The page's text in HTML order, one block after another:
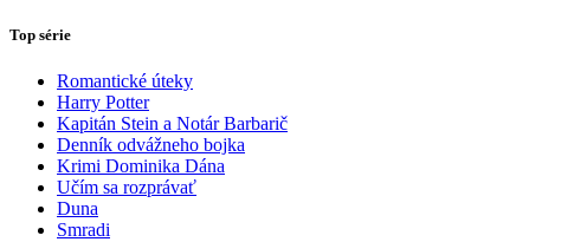
Top série
Romantické úteky
Harry Potter
Kapitán Stein a Notár Barbarič
Denník odvážneho bojka
Krimi Dominika Dána
Učím sa rozprávať
Duna
Smradi